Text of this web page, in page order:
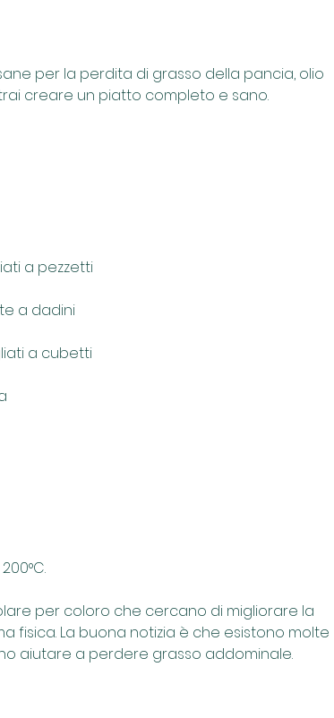
per la perdita di grasso della pancia, olio
creare un piatto completo e sano.
a pezzetti
a dadini
a cubetti
per coloro che cercano di migliorare la
fisica. La buona notizia è che esistono molte
aiutare a perdere grasso addominale.